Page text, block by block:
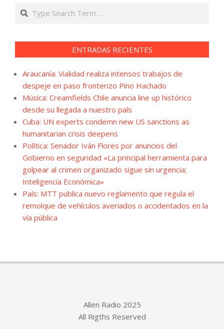
Search
ENTRADAS RECIENTES
Araucanía: Vialidad realiza intensos trabajos de
despeje en paso fronterizo Pino Hachado
Música: Creamfields Chile anuncia line up histórico
desde su llegada a nuestro país
Cuba: UN experts condemn new US sanctions as
humanitarian crisis deepens
Política: Senador Iván Flores por anuncios del
Gobierno en seguridad «La principal herramienta para
golpear al crimen organizado sigue sin urgencia;
Inteligencia Económica»
País: MTT publica nuevo reglamento que regula el
remolque de vehículos averiados o accidentados en la
vía pública
Allen Radio 2025
All Rigths Reserved